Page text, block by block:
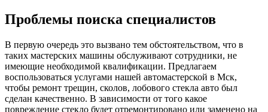
Проблемы поиска специалистов
В первую очередь это вызвано тем обстоятельством, что в
таких мастерских машины обслуживают сотрудники, не
имеющие необходимой квалификации. Предлагаем
воспользоваться услугами нашей автомастерской в Мск,
чтобы ремонт трещин, сколов, лобового стекла авто был
сделан качественно. В зависимости от того какое
повреждение стекло будет отремонтировано или заменено на